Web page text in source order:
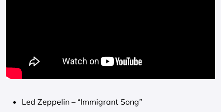
Led Zeppelin – “Immigrant Song”